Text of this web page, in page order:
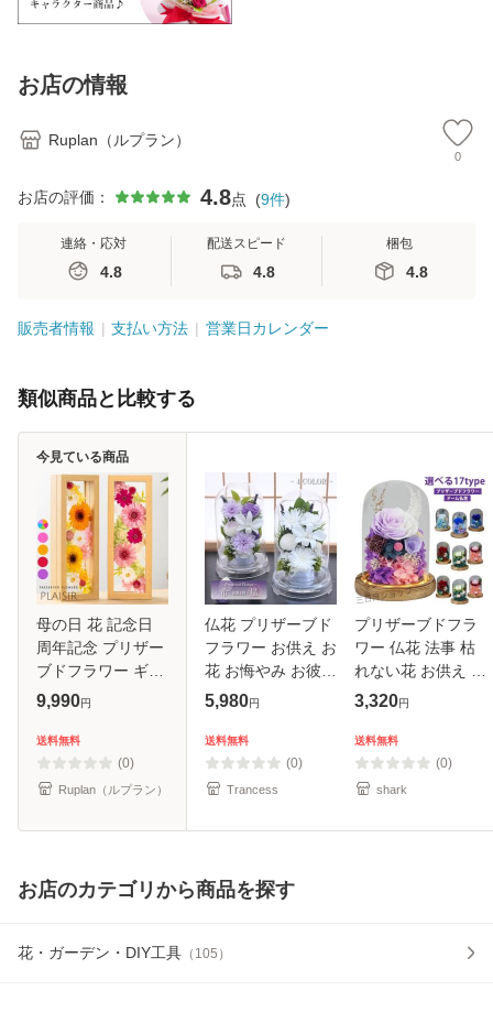
お店の情報
Ruplan（ルプラン）
0
お店の評価： 4.8点 (9件)
連絡・応対
4.8
配送スピード
4.8
梱包
4.8
販売者情報 支払い方法 営業日カレンダー
類似商品と比較する
母の日 花 記念日
周年記念 プリザー
ブドフラワー ギフ
ト 額縁 プレズィー
両親 結婚祝い 退職
祝い 女性 送別会
開店
9,990円
送料無料
(0)
Ruplan（ルプラン）
今見ている商品
仏花 プリザーブド
フラワー お供え お
花 お悔やみ お彼岸
仏壇 枯れない 仏花
お盆 新盆 初盆 お
彼岸 ペットブリザ
ー
5,980円
送料無料
(0)
Trancess
プリザーブドフラ
ワー 仏花 法事 枯
れない花 お供え 仏
花ドーム お彼岸 ド
お供え物？仏壇 ロ
ーズ ガラスドーム
アレン
3,320円
送料無料
(0)
shark
お店のカテゴリから商品を探す
花・ガーデン・DIY工具 （ 105 ）